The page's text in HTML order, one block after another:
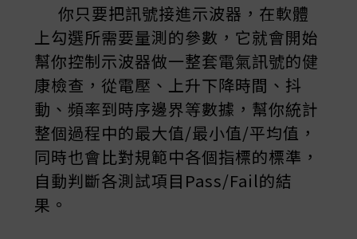
你只要把訊號接進示波器，在軟體
上勾選所需要量測的參數，它就會開始
幫你控制示波器做一整套電氣訊號的健
康檢查，從電壓、上升下降時間、抖
動、頻率到時序邊界等數據，幫你統計
整個過程中的最大值/最小值/平均值，
同時也會比對規範中各個指標的標準，
自動判斷各測試項目Pass/Fail的結
果。